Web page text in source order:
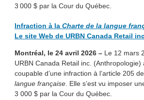
3 000 $ par la Cour du Québec.
Infraction à la Charte de la langue
Le site Web de URBN Canada Retail
Montréal, le 24 avril 2026 – Le 12 mars
URBN Canada Retail inc. (Anthropologie)
coupable d’une infraction à l’article 205
langue française . Elle s’est vu imposer
3 000 $ par la Cour du Québec.